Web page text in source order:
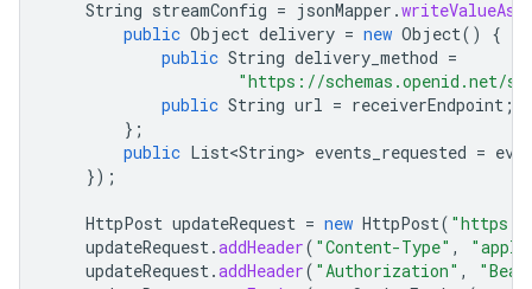
String streamConfig = jsonMapper .
public Object delivery = new Object()
{
public String delivery_method =
"https://schemas.openid.net/
public String url = receiverEndpoint ;
};
public List<String> events_requested =
});
HttpPost updateRequest = new HttpPost( "https://
updateRequest.addHeader( "Content-Type" ,
updateRequest.addHeader( "Authorization" ,